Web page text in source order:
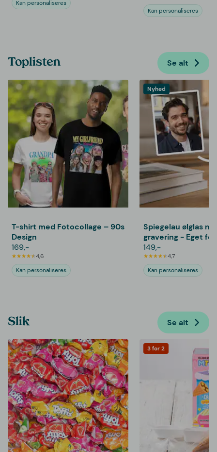
Kan personaliseres
Kan personaliseres
Toplisten Se alt
T-shirt med Fotocollage – 90s
Design
169,-
4,6
Kan personaliseres
Nyhed
Spiegelau ølglas
gravering - Eget
149,-
4,7
Kan personaliseres
Slik Se alt
3 for 2